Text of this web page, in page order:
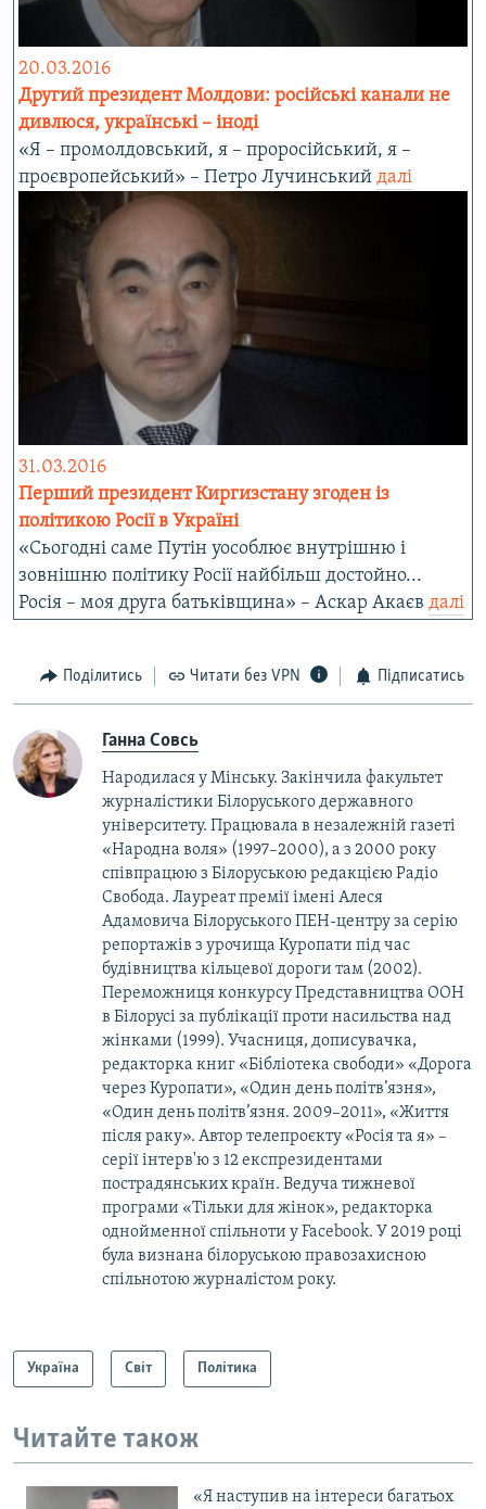
20.03.2016
Другий президент Молдови: російські канали не
дивлюся, українські – іноді
«Я – промолдовський, я – проросійський, я –
проєвропейський» – Петро Лучинський далі
31.03.2016
Перший президент Киргизстану згоден із
політикою Росії в Україні
«Сьогодні саме Путін уособлює внутрішню і
зовнішню політику Росії найбільш достойно...
Росія – моя друга батьківщина» – Аскар Акаєв далі
Поділитись Читати без VPN Підписатись
Ганна Совсь
Народилася у Мінську. Закінчила факультет
журналістики Білоруського державного
університету. Працювала в незалежній газеті
«Народна воля» (1997–2000), а з 2000 року
співпрацюю з Білоруською редакцією Радіо
Свобода. Лауреат премії імені Алеся
Адамовича Білоруського ПЕН-центру за серію
репортажів з урочища Куропати під час
будівництва кільцевої дороги там (2002).
Переможниця конкурсу Представництва ООН
в Білорусі за публікації проти насильства над
жінками (1999). Учасниця, дописувачка,
редакторка книг «Бібліотека свободи» «Дорога
через Куропати», «Один день політв’язня»,
«Один день політв’язня. 2009–2011», «Життя
після раку». Автор телепроєкту «Росія та я» –
серії інтерв'ю з 12 експрезидентами
пострадянських країн. Ведуча тижневої
програми «Тільки для жінок», редакторка
однойменної спільноти у Facebook. У 2019 році
була визнана білоруською правозахисною
спільнотою журналістом року.
Україна Світ Політика
Читайте також
«Я наступив на інтереси багатьох